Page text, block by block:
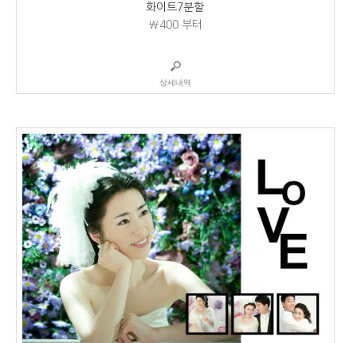
화이트7분할
₩400부터
상세내역